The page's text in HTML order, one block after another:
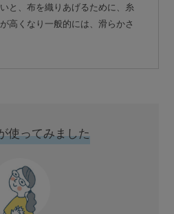
と、布を織りあげるために、糸
高くなり一般的には、滑らかさ
使ってみました